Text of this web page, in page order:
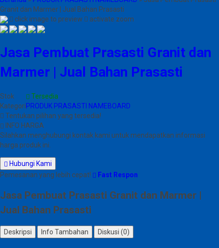
Granit dan Marmer | Jual Bahan Prasasti
click image to preview
activate zoom
Jasa Pembuat Prasasti Granit dan
Marmer | Jual Bahan Prasasti
Stok
Tersedia
KategoriPRODUK PRASASTI NAMEBOARD
Tentukan pilihan yang tersedia!
INFO HARGA
Silahkan menghubungi kontak kami untuk mendapatkan informasi
harga produk ini.
Hubungi Kami
Pemesanan yang lebih cepat!
Fast Respon
Jasa Pembuat Prasasti Granit dan Marmer |
Jual Bahan Prasasti
Deskripsi Info Tambahan Diskusi (0)